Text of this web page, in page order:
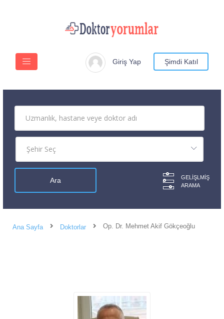
Giriş Yap Şimdi Katıl
GELIŞLMIŞ
ARAMA
Ana Sayfa Doktorlar Op. Dr. Mehmet Akif Gökçeoğlu